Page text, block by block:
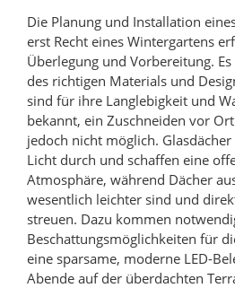
Die Planung und Installation
erst Recht eines Wintergartens
Überlegung und Vorbereitung.
des richtigen Materials und
sind für ihre Langlebigkeit und
bekannt, ein Zuschneiden vor
jedoch nicht möglich.
Licht durch und schaffen eine
Atmosphäre, während Dächer
wesentlich leichter sind und
streuen. Dazu kommen
Beschattungsmöglichkeiten für
eine sparsame, moderne LED-
Abende auf der überdachten